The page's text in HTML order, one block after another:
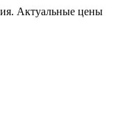
Актуальные цены